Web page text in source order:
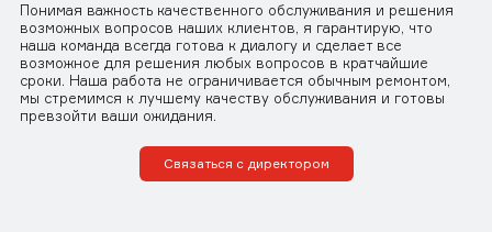
Понимая важность качественного обслуживания и решения
возможных вопросов наших клиентов, я гарантирую, что
наша команда всегда готова к диалогу и сделает все
возможное для решения любых вопросов в кратчайшие
сроки. Наша работа не ограничивается обычным ремонтом,
мы стремимся к лучшему качеству обслуживания и готовы
превзойти ваши ожидания.
Связаться с директором